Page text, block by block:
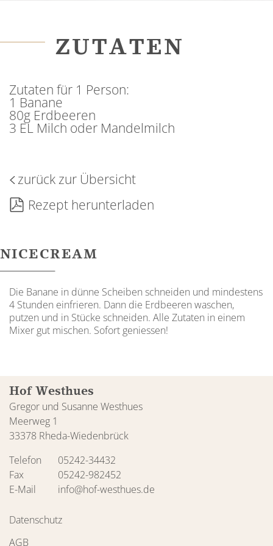
ZUTATEN
Zutaten für 1 Person:
1 Banane
80g Erdbeeren
3 EL Milch oder Mandelmilch
zurück zur Übersicht
Rezept herunterladen
NICECREAM
Die Banane in dünne Scheiben schneiden und mindestens
4 Stunden einfrieren. Dann die Erdbeeren waschen,
putzen und in Stücke schneiden. Alle Zutaten in einem
Mixer gut mischen. Sofort geniessen!
Hof Westhues
Gregor und Susanne Westhues
Meerweg 1
33378 Rheda-Wiedenbrück
Telefon
05242-34432
Fax
05242-982452
E-Mail
info@hof-westhues.de
Datenschutz
AGB